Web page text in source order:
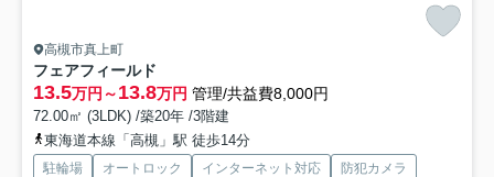
高槻市真上町
フェアフィールド
13.5万円～13.8万円 管理/共益費8,000円
72.00㎡ (3LDK) /築20年 /3階建
東海道本線「高槻」駅 徒歩14分
駐輪場 オートロック インターネット対応
防犯カメラ